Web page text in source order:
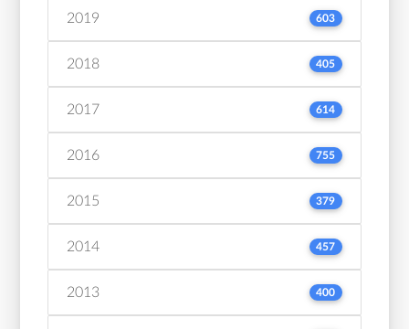
2019 603
2018 405
2017 614
2016 755
2015 379
2014 457
2013 400